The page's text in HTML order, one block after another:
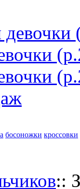
босоножки кроссовки
::